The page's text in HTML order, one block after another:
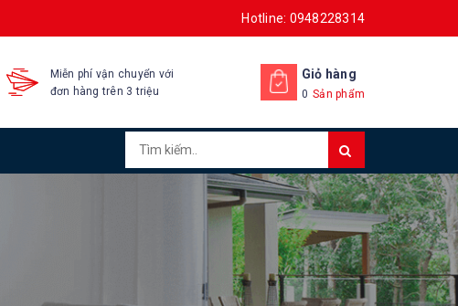
Hotline: 0948228314
Miễn phí vận chuyển với
đơn hàng trên 3 triệu
Giỏ hàng
0 Sản phẩm